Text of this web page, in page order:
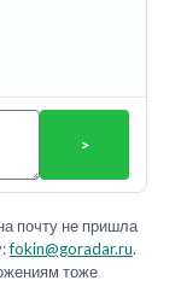
>
почту не пришла
fokin@goradar.ru.
тоже